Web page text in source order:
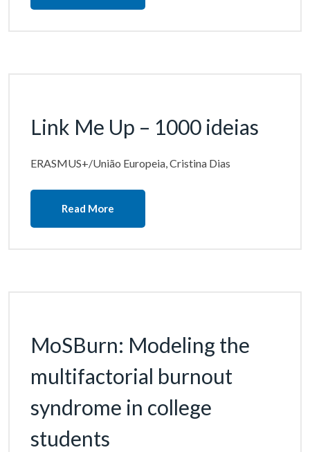
Link Me Up – 1000 ideias
ERASMUS+/União Europeia, Cristina Dias
Read More
MoSBurn: Modeling the
multifactorial burnout
syndrome in college
students